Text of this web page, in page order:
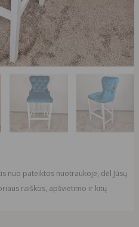
nuo pateiktos nuotraukoje, dėl Jūsų
raiškos, apšvietimo ir kitų